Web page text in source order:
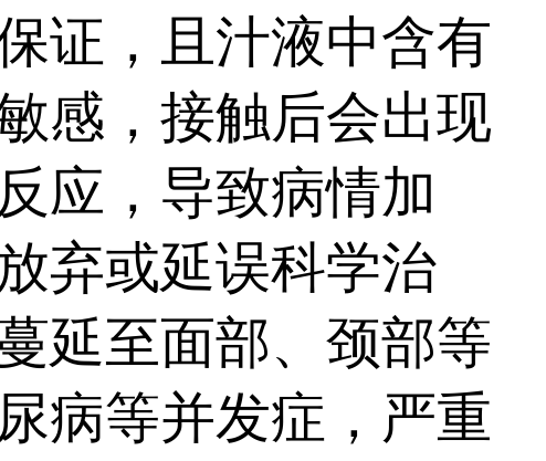
准确作用于白斑患
成，疗效明显且温
注意坚持，不可随
疗效果。...
证，且汁液中含有
感，接触后会出现
应，导致病情加
弃或延误科学治
延至面部、颈部等
病等并发症，严重